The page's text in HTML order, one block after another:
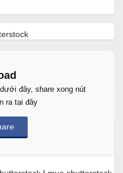
đây, share xong nút
ra tại đây